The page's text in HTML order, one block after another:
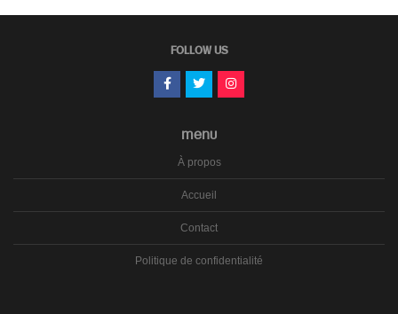
FOLLOW US
MENU
À propos
Accueil
Contact
Politique de confidentialité